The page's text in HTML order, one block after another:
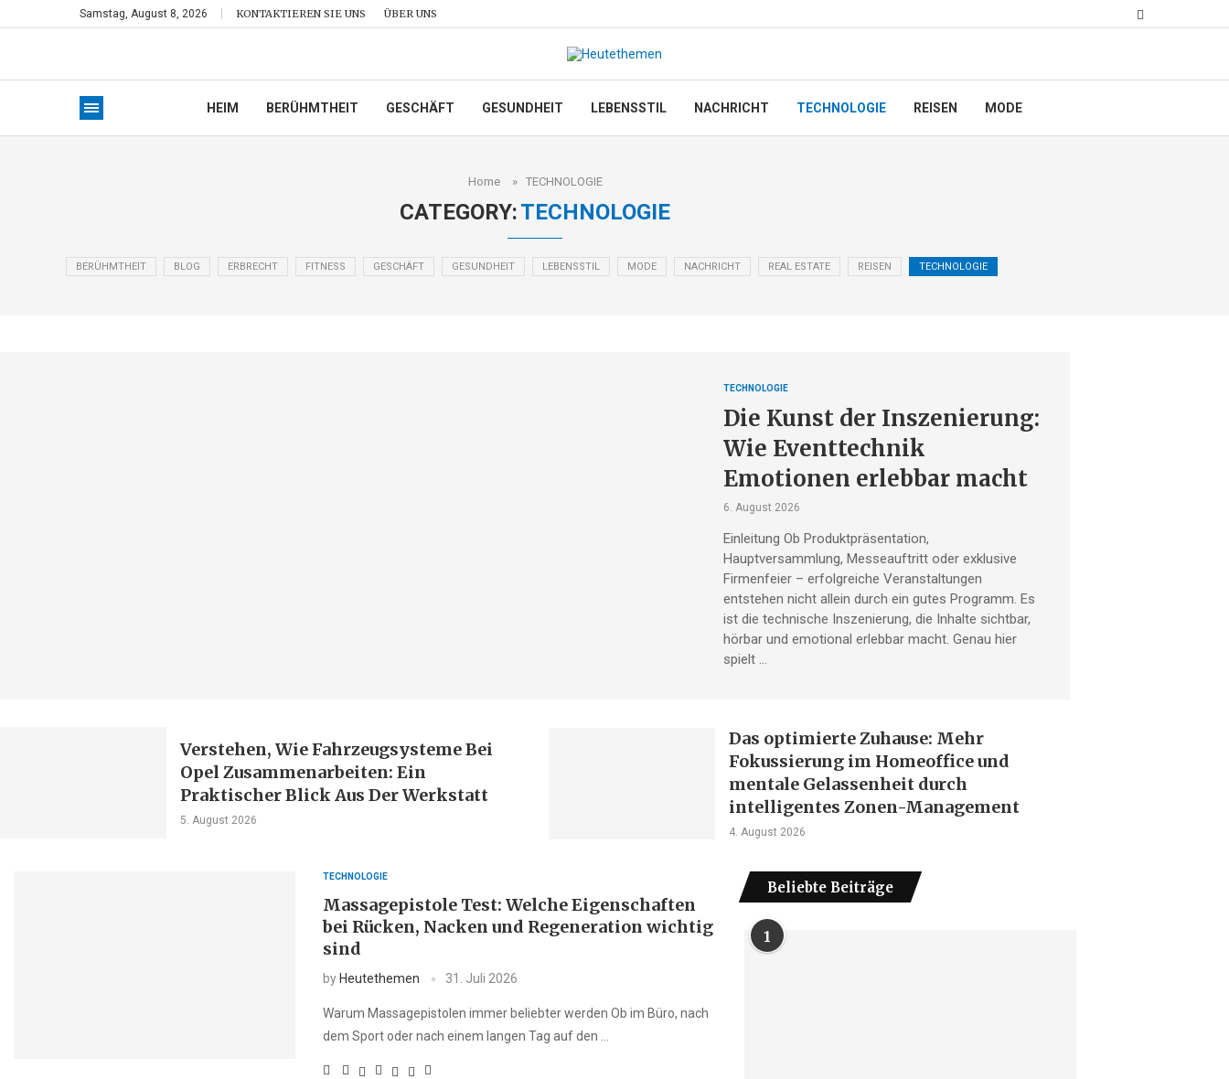
Samstag, August 8, 2026 KONTAKTIEREN SIE UNS ÜBER UNS
HEIM BERÜHMTHEIT GESCHÄFT GESUNDHEIT LEBENSSTIL NACHRICHT TECHNOLOGIE REISEN MODE
Home » TECHNOLOGIE
CATEGORY:TECHNOLOGIE
BERÜHMTHEIT BLOG ERBRECHT FITNESS GESCHÄFT GESUNDHEIT LEBENSSTIL MODE NACHRICHT REAL ESTATE REISEN TECHNOLOGIE
TECHNOLOGIE
Die Kunst der Inszenierung:
Wie Eventtechnik
Emotionen erlebbar macht
6. August 2026
Einleitung Ob Produktpräsentation,
Hauptversammlung, Messeauftritt oder exklusive
Firmenfeier – erfolgreiche Veranstaltungen
entstehen nicht allein durch ein gutes Programm. Es
ist die technische Inszenierung, die Inhalte sichtbar,
hörbar und emotional erlebbar macht. Genau hier
spielt …
Verstehen, Wie Fahrzeugsysteme Bei
Opel Zusammenarbeiten: Ein
Praktischer Blick Aus Der Werkstatt
5. August 2026
Das optimierte Zuhause: Mehr
Fokussierung im Homeoffice und
mentale Gelassenheit durch
intelligentes Zonen-Management
4. August 2026
TECHNOLOGIE
Massagepistole Test: Welche Eigenschaften
bei Rücken, Nacken und Regeneration wichtig
sind
by Heutethemen 31. Juli 2026
Warum Massagepistolen immer beliebter werden Ob im Büro, nach
dem Sport oder nach einem langen Tag auf den …
Beliebte Beiträge
1